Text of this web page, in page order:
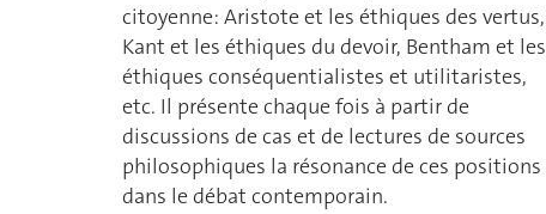
citoyenne: Aristote et les éthiques des vertus,
Kant et les éthiques du devoir, Bentham et les
éthiques conséquentialistes et utilitaristes,
etc. Il présente chaque fois à partir de
discussions de cas et de lectures de sources
philosophiques la résonance de ces positions
dans le débat contemporain.